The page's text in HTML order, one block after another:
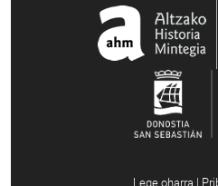
Lege oharra |